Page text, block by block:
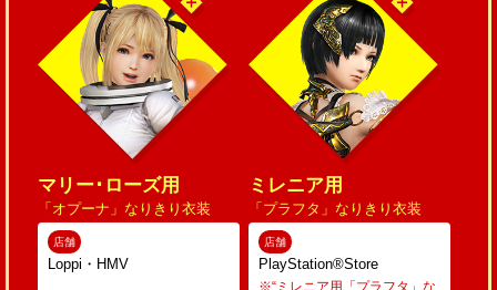
マリー･ローズ用
「オプーナ」なりきり衣装
店舗
Loppi・HMV
ミレニア用
「プラフタ」なりきり衣装
店舗
PlayStation®Store
※“ミレニア用「プラフタ」な